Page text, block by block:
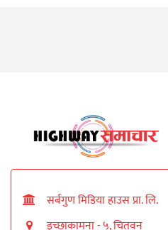
सर्बगुण मिडिया हाउस प्रा. लि.
इच्छाकामना - ५, चितवन